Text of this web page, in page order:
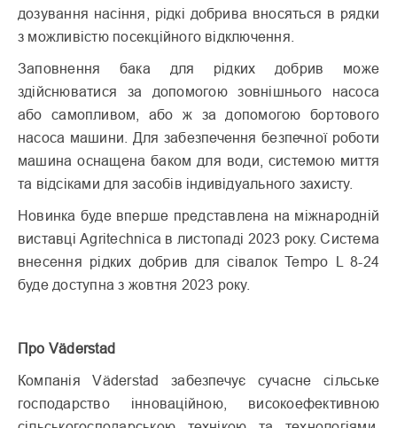
дозування насіння, рідкі добрива вносяться в рядки
з можливістю посекційного відключення.
Заповнення бака для рідких добрив може
здійснюватися за допомогою зовнішнього насоса
або самопливом, або ж за допомогою бортового
насоса машини. Для забезпечення безпечної роботи
машина оснащена баком для води, системою миття
та відсіками для засобів індивідуального захисту.
Новинка буде вперше представлена на міжнародній
виставці Agritechnica в листопаді 2023 року. Система
внесення рідких добрив для сівалок Tempo L 8-24
буде доступна з жовтня 2023 року.
Про Väderstad
Компанія Väderstad забезпечує сучасне сільське
господарство інноваційною, високоефективною